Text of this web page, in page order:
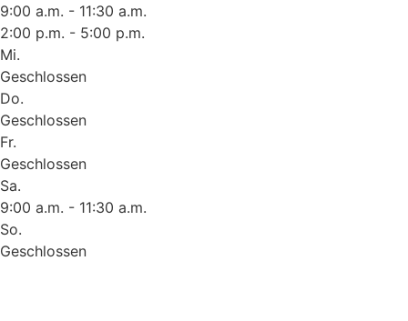
9:00 a.m. - 11:30 a.m.
2:00 p.m. - 5:00 p.m.
Mi.
Geschlossen
Do.
Geschlossen
Fr.
Geschlossen
Sa.
9:00 a.m. - 11:30 a.m.
So.
Geschlossen